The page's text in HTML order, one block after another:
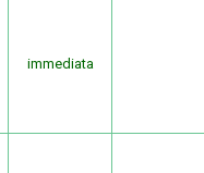
immediata